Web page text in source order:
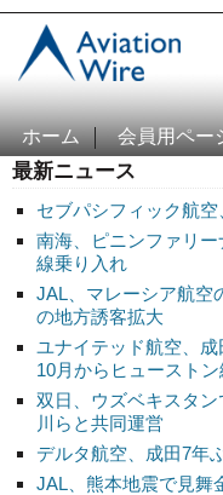
ホーム 会員用ペー
最新ニュース
セブパシフィック航
南海、ピニンファリ
線乗り入れ
JAL、マレーシア航
の地方誘客拡大
ユナイテッド航空、成
10月からヒューストン
双日、ウズベキスタ
川らと共同運営
デルタ航空、成田7年
JAL、熊本地震で見